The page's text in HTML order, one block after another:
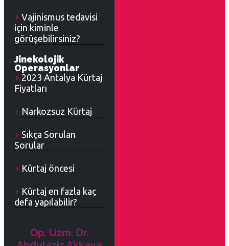
Vajinismus tedavisi
için kiminle
görüşebilirsiniz?
Jinekolojik
Operasyonlar
2023 Antalya Kürtaj
Fiyatları
Narkozsuz Kürtaj
Sıkça Sorulan
Sorular
Kürtaj öncesi
Kürtaj en fazla kaç
defa yapılabilir?
Op. Uzm. Dr.